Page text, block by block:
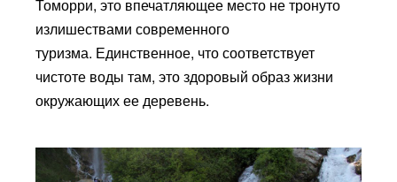
Томорри, это впечатляющее место не тронуто
излишествами современного
туризма. Единственное, что соответствует
чистоте воды там, это здоровый образ жизни
окружающих ее деревень.